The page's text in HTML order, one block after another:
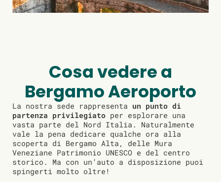
Cosa vedere a
Bergamo Aeroporto
La nostra sede rappresenta un punto di
partenza privilegiato per esplorare una
vasta parte del Nord Italia. Naturalmente
vale la pena dedicare qualche ora alla
scoperta di Bergamo Alta, delle Mura
Veneziane Patrimonio UNESCO e del centro
storico. Ma con un’auto a disposizione puoi
spingerti molto oltre!